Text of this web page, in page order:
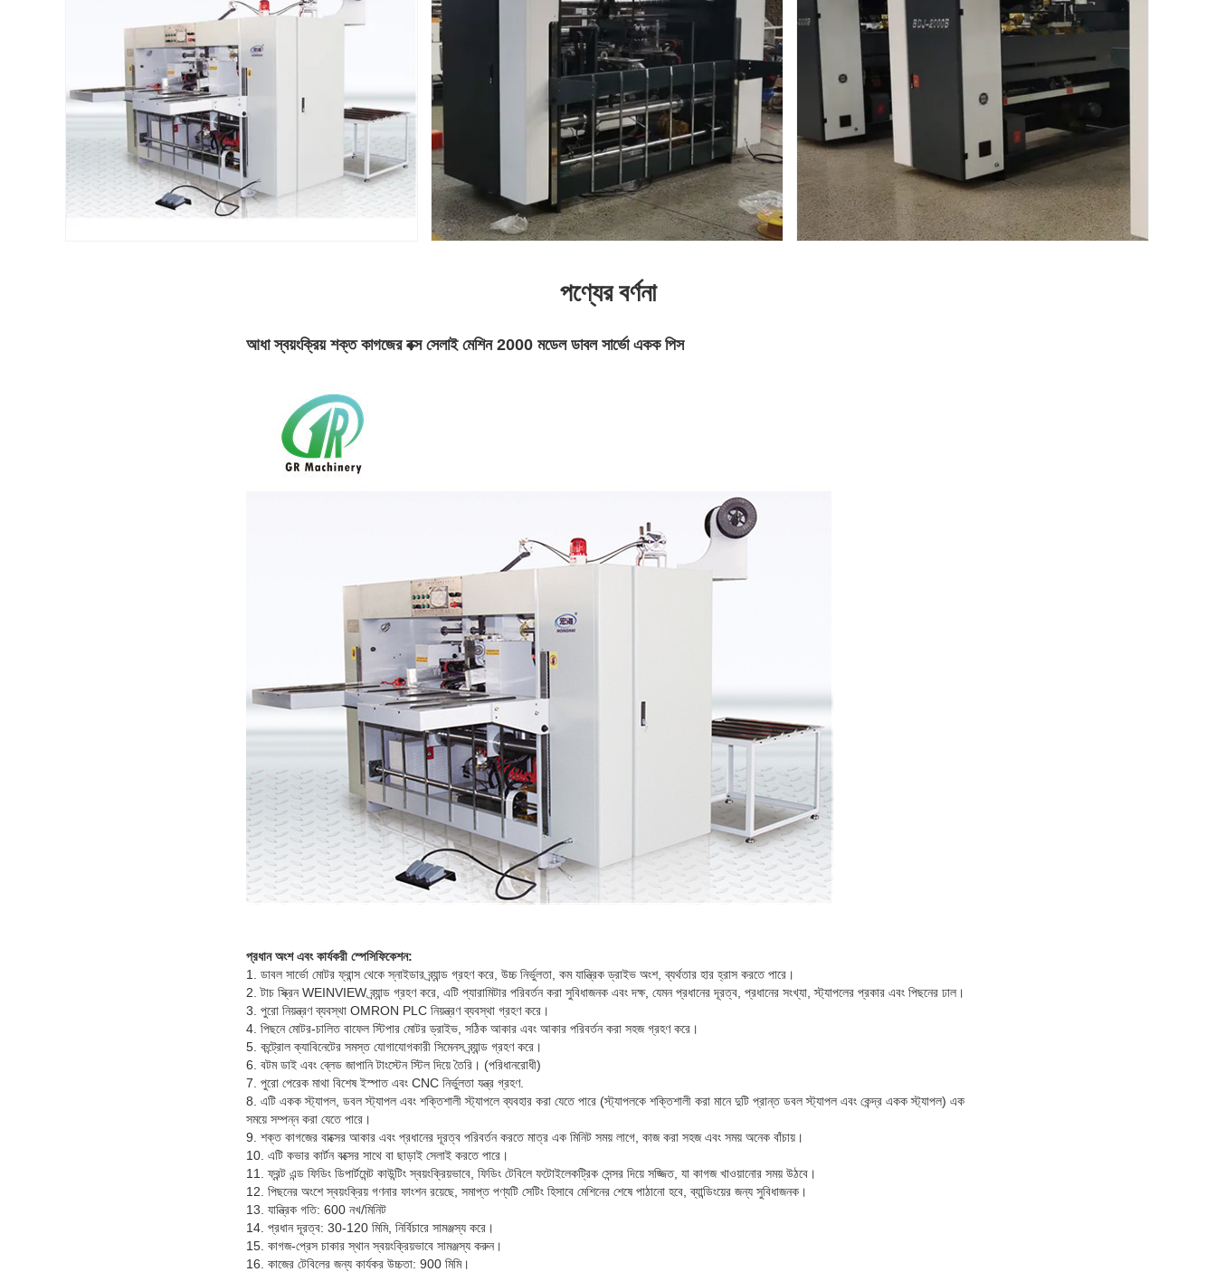
পণ্যের বর্ণনা
আধা স্বয়ংক্রিয় শক্ত কাগজের বক্স সেলাই মেশিন 2000 মডেল ডাবল সার্ভো একক পিস
প্রধান অংশ এবং কার্যকরী স্পেসিফিকেশন:
1. ডাবল সার্ভো মোটর ফ্রান্স থেকে স্নাইডার ব্র্যান্ড গ্রহণ করে, উচ্চ নির্ভুলতা, কম যান্ত্রিক ড্রাইভ অংশ, ব্যর্থতার হার হ্রাস করতে পারে।
2. টাচ স্ক্রিন WEINVIEW ব্র্যান্ড গ্রহণ করে, এটি প্যারামিটার পরিবর্তন করা সুবিধাজনক এবং দক্ষ, যেমন প্রধানের দূরত্ব, প্রধানের সংখ্যা, স্ট্যাপলের প্রকার এবং পিছনের ঢাল।
3. পুরো নিয়ন্ত্রণ ব্যবস্থা OMRON PLC নিয়ন্ত্রণ ব্যবস্থা গ্রহণ করে।
4. পিছনে মোটর-চালিত বাফেল স্টিপার মোটর ড্রাইভ, সঠিক আকার এবং আকার পরিবর্তন করা সহজ গ্রহণ করে।
5. কন্ট্রোল ক্যাবিনেটের সমস্ত যোগাযোগকারী সিমেনস ব্র্যান্ড গ্রহণ করে।
6. বটম ডাই এবং ব্লেড জাপানি টাংস্টেন স্টিল দিয়ে তৈরি। (পরিধানরোধী)
7. পুরো পেরেক মাথা বিশেষ ইস্পাত এবং CNC নির্ভুলতা যন্ত্র গ্রহণ.
8. এটি একক স্ট্যাপল, ডবল স্ট্যাপল এবং শক্তিশালী স্ট্যাপলে ব্যবহার করা যেতে পারে (স্ট্যাপলকে শক্তিশালী করা মানে দুটি প্রান্ত ডবল স্ট্যাপল এবং কেন্দ্র একক স্ট্যাপল) এক
সময়ে সম্পন্ন করা যেতে পারে।
9. শক্ত কাগজের বাক্সের আকার এবং প্রধানের দূরত্ব পরিবর্তন করতে মাত্র এক মিনিট সময় লাগে, কাজ করা সহজ এবং সময় অনেক বাঁচায়।
10. এটি কভার কার্টন বক্সের সাথে বা ছাড়াই সেলাই করতে পারে।
11. ফ্রন্ট এন্ড ফিডিং ডিপার্টমেন্ট কাউন্টিং স্বয়ংক্রিয়ভাবে, ফিডিং টেবিলে ফটোইলেকট্রিক সেন্সর দিয়ে সজ্জিত, যা কাগজ খাওয়ানোর সময় উঠবে।
12. পিছনের অংশে স্বয়ংক্রিয় গণনার ফাংশন রয়েছে, সমাপ্ত পণ্যটি সেটিং হিসাবে মেশিনের শেষে পাঠানো হবে, ব্যান্ডিংয়ের জন্য সুবিধাজনক।
13. যান্ত্রিক গতি: 600 নখ/মিনিট
14. প্রধান দূরত্ব: 30-120 মিমি, নির্বিচারে সামঞ্জস্য করে।
15. কাগজ-প্রেস চাকার স্থান স্বয়ংক্রিয়ভাবে সামঞ্জস্য করুন।
16. কাজের টেবিলের জন্য কার্যকর উচ্চতা: 900 মিমি।